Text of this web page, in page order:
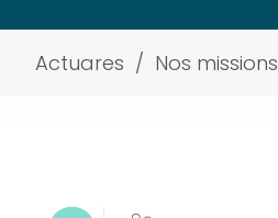
Actuares / Nos missions